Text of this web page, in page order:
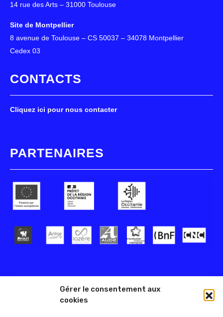
Gérer le consentement aux
cookies
14 rue des Arts – 31000 Toulouse
Site de Montpellier
8 avenue de Toulouse – CS 50037 – 34078 Montpellier
Cedex 03
CONTACTS
Cliquez ici pour nous contacter
PARTENAIRES